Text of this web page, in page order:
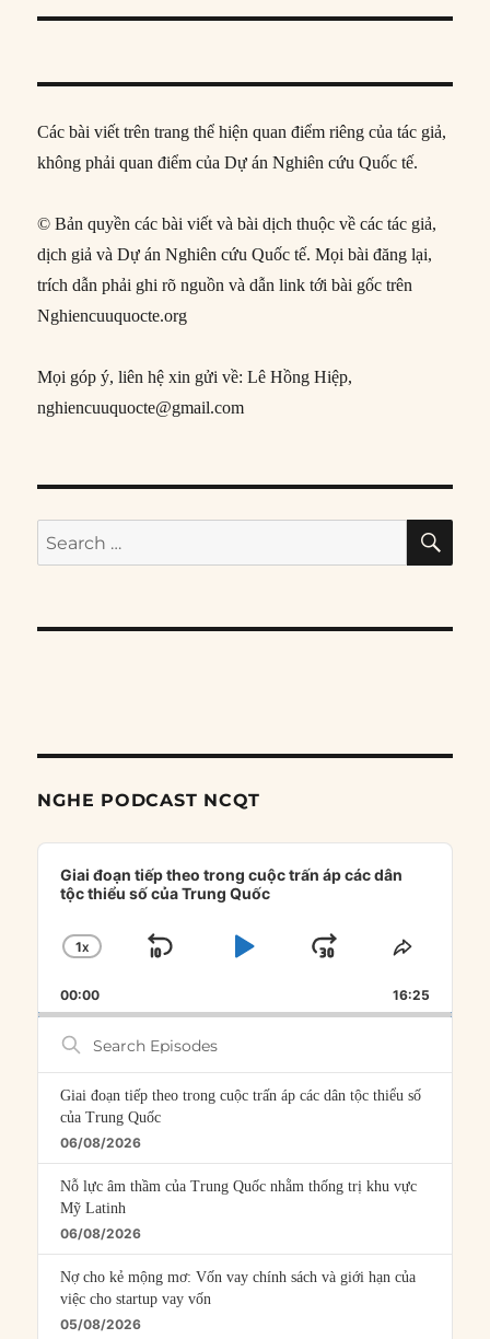
Các bài viết trên trang thể hiện quan điểm riêng của tác giả,
không phải quan điểm của Dự án Nghiên cứu Quốc tế.
© Bản quyền các bài viết và bài dịch thuộc về các tác giả,
dịch giả và Dự án Nghiên cứu Quốc tế. Mọi bài đăng lại,
trích dẫn phải ghi rõ nguồn và dẫn link tới bài gốc trên
Nghiencuuquocte.org
Mọi góp ý, liên hệ xin gửi về: Lê Hồng Hiệp,
nghiencuuquocte@gmail.com
Search
for:
NGHE PODCAST NCQT
Audio
Player
Giai đoạn tiếp theo trong cuộc trấn áp các dân
tộc thiểu số của Trung Quốc
CHANGE
RATE
1X
SKIP
PLAYJUMP
FORWARD
SHARE
00:00 16:25
Search
Episodes
Giai đoạn tiếp theo trong cuộc trấn áp các dân tộc thiểu số
của Trung Quốc
06/08/2026
Nỗ lực âm thầm của Trung Quốc nhằm thống trị khu vực
Mỹ Latinh
06/08/2026
Nợ cho kẻ mộng mơ: Vốn vay chính sách và giới hạn của
việc cho startup vay vốn
05/08/2026